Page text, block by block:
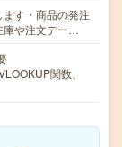
す・商品の発注
庫や注文デー…
関数、